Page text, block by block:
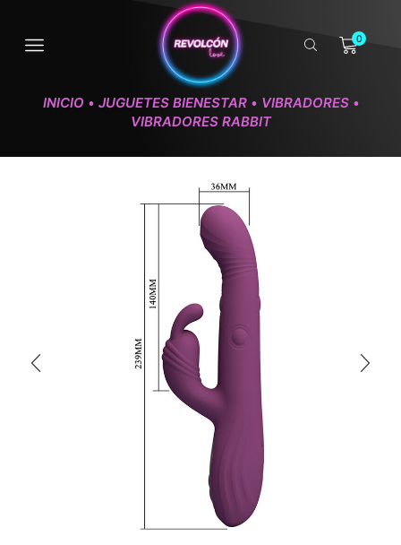
0
INICIO • JUGUETES BIENESTAR • VIBRADORES •
VIBRADORES RABBIT